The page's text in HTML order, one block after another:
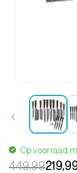
Op voorraad,
449,99